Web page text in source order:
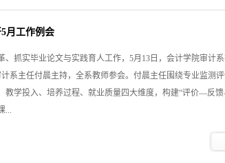
月工作例会
、抓实毕业论文与实践育人工作，5月13日，会计学院审计
系主任付晨主持，全系教师参会。付晨主任围绕专业监测
教学投入、培养过程、就业质量四大维度，构建“评价—反
...